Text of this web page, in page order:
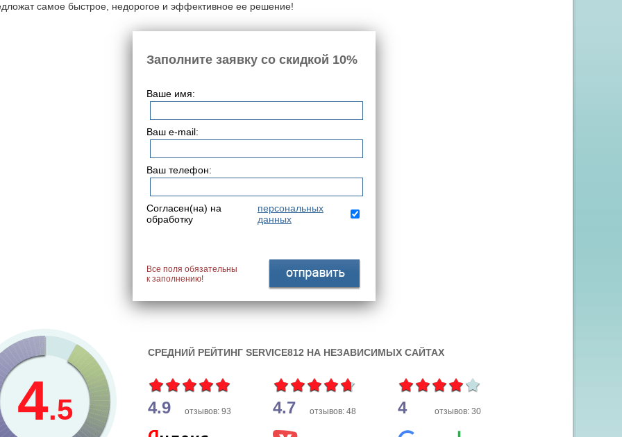
самое быстрое, недорогое и эффективное ее решение!
Заполните заявку со скидкой 10%
Ваше имя:
Ваш e-mail:
Ваш телефон:
Согласен(на) на
обработку
персональных
данных
Все поля обязательны
к заполнению!
4.5
СРЕДНИЙ РЕЙТИНГ SERVICE812 НА НЕЗАВИСИМЫХ САЙТАХ
4.9 отзывов: 93 4.7 отзывов: 48 4 отзывов: 30